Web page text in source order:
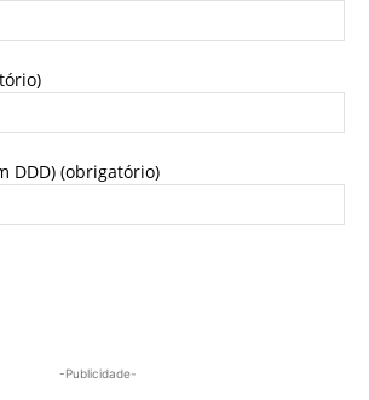
DDD) (obrigatório)
-Publicidade-